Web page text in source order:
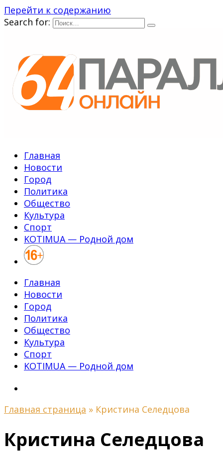
Перейти к содержанию
Search for:
Главная
Новости
Город
Политика
Общество
Культура
Спорт
KOTIMUA — Родной дом
Главная
Новости
Город
Политика
Общество
Культура
Спорт
KOTIMUA — Родной дом
Главная страница » Кристина Селедцова
Кристина Селедцова